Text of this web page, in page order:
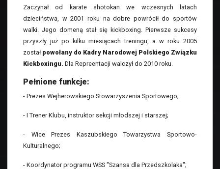
Zaczynał od karate shotokan we wczesnych latach
dzieciństwa, w 2001 roku na dobre powrócił do sportów
walki. Jego domeną stał się kickboxing. Pierwsze sukcesy
przyszły już po kilku miesiącach treningu, a w roku 2005
zostałpowołany do Kadry Narodowej Polskiego Związku
Kickboxingu. Dla Repreentacji walczył do 2010 roku.
Pełnione funkcje:
- Prezes Wejherowskiego Stowarzyszenia Sportowego;
- I Trener Klubu, instruktor sekcji młodszej i starszej;
- Wice Prezes Kaszubskiego Towarzystwa Sportowo-
Kulturalnego;
- Koordynator programu WSS "Szansa dla Przedszkolaka";